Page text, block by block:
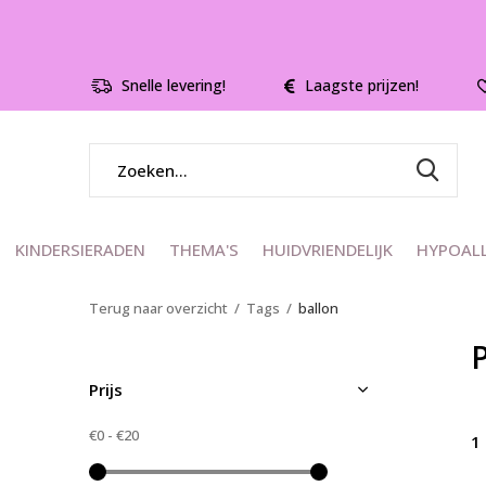
KINDERSIERADEN THEMA'S HUIDVRIENDELIJK
Snelle levering! Laagste prijzen!
Terug naar overzicht Tags ballon
1
Prijs
€0 - €20